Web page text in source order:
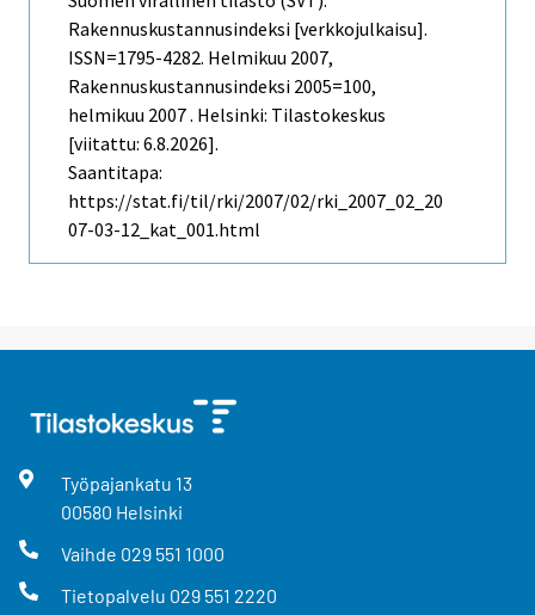
Rakennuskustannusindeksi [verkkojulkaisu].
ISSN=1795-4282. Helmikuu 2007,
Rakennuskustannusindeksi 2005=100,
helmikuu 2007 . Helsinki: Tilastokeskus
[viitattu: 6.8.2026].
Saantitapa:
https://stat.fi/til/rki/2007/02/rki_2007_02_20
07-03-12_kat_001.html
Työpajankatu 13
00580 Helsinki
Vaihde 029 551 1000
Tietopalvelu 029 551 2220